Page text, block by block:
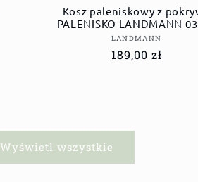
Kosz paleniskowy z
PALENISKO LANDMANN
Dostawca:
LANDMANN
Cena
189,00 zł
Wyświetl wszystkie